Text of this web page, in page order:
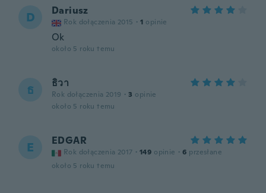
D Dariusz
Rok dołączenia 2015 · 1 opinie
Ok
około 5 roku temu
ธ ธิวา
Rok dołączenia 2019 · 3 opinie
około 5 roku temu
E EDGAR
Rok dołączenia 2017 · 149 opinie · 6 przesłane
około 5 roku temu